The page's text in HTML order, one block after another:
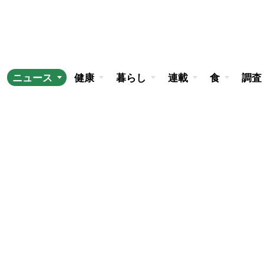
ニュース 健康 暮らし 連載 食 調査